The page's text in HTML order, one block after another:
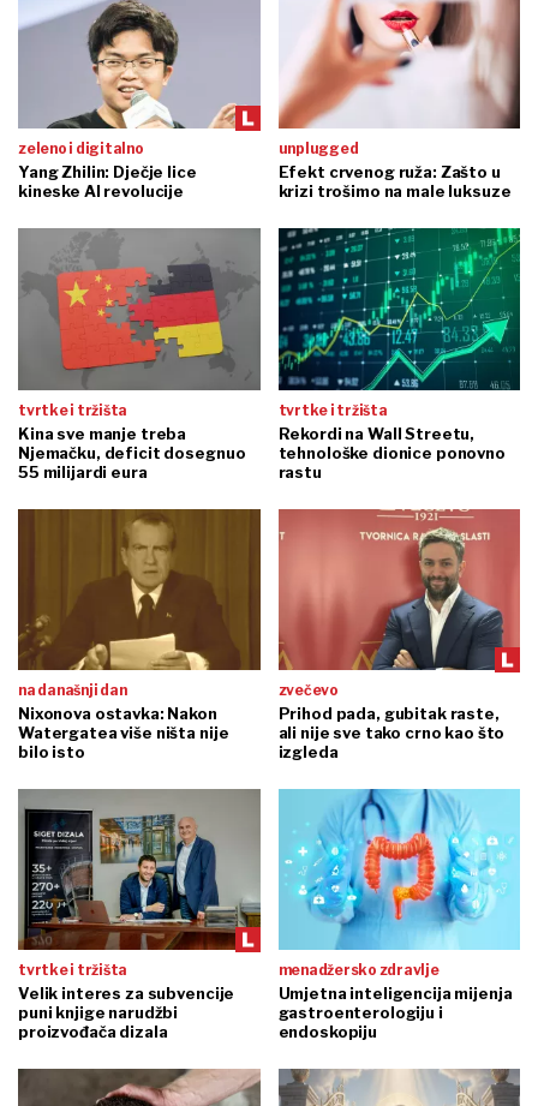
zeleno i digitalno
Yang Zhilin: Dječje lice
kineske AI revolucije
unplugged
Efekt crvenog ruža: Zašto u
krizi trošimo na male luksuze
tvrtke i tržišta
Kina sve manje treba
Njemačku, deficit dosegnuo
55 milijardi eura
tvrtke i tržišta
Rekordi na Wall Streetu,
tehnološke dionice ponovno
rastu
na današnji dan
Nixonova ostavka: Nakon
Watergatea više ništa nije
bilo isto
zvečevo
Prihod pada, gubitak raste,
ali nije sve tako crno kao što
izgleda
tvrtke i tržišta
Velik interes za subvencije
puni knjige narudžbi
proizvođača dizala
menadžersko zdravlje
Umjetna inteligencija mijenja
gastroenterologiju i
endoskopiju